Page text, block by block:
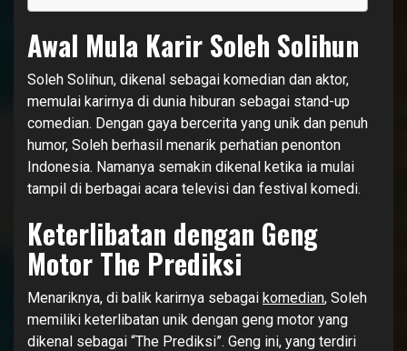
Awal Mula Karir Soleh Solihun
Soleh Solihun, dikenal sebagai komedian dan aktor,
memulai karirnya di dunia hiburan sebagai stand-up
comedian. Dengan gaya bercerita yang unik dan penuh
humor, Soleh berhasil menarik perhatian penonton
Indonesia. Namanya semakin dikenal ketika ia mulai
tampil di berbagai acara televisi dan festival komedi.
Keterlibatan dengan Geng
Motor The Prediksi
Menariknya, di balik karirnya sebagai komedian, Soleh
memiliki keterlibatan unik dengan geng motor yang
dikenal sebagai “The Prediksi”. Geng ini, yang terdiri